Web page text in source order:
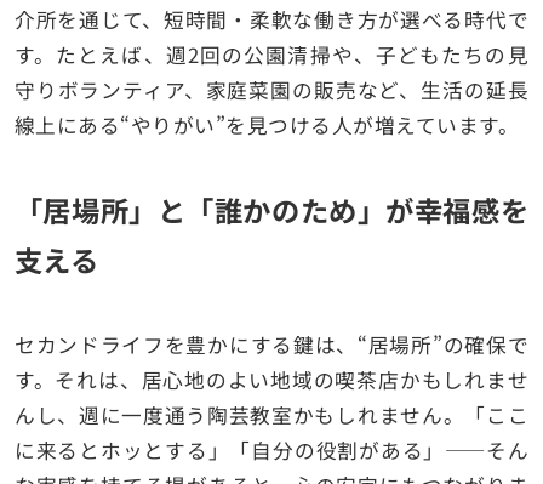
介所を通じて、短時間・柔軟な働き方が選べる時代で
す。たとえば、週2回の公園清掃や、子どもたちの見
守りボランティア、家庭菜園の販売など、生活の延長
線上にある“やりがい”を見つける人が増えています。
「居場所」と「誰かのため」が幸福感を
支える
セカンドライフを豊かにする鍵は、“居場所”の確保で
す。それは、居心地のよい地域の喫茶店かもしれませ
んし、週に一度通う陶芸教室かもしれません。「ここ
に来るとホッとする」「自分の役割がある」――そん